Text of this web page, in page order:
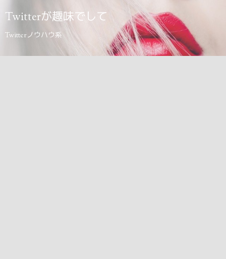
Twitterが趣味でして
Twitterノウハウ系